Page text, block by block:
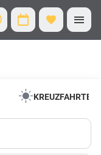
KREUZFAHRTEN